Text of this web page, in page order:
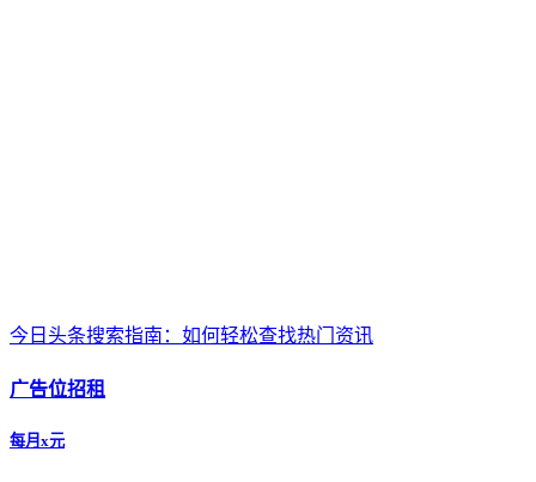
今日头条搜索指南：如何轻松查找热门资讯
广告位招租
每月x元